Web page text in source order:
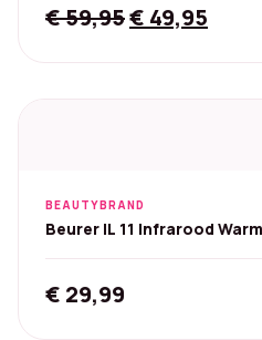
€59,95Original
€ 49,95
BEAUTYBRAND
Beurer IL 11 Infrarood
€ 29,99